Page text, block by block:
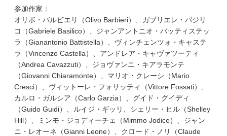
参加作家：
オリボ・バルビエリ（Olivo Barbieri）、ガブリエレ・バジリ
コ（Gabriele Basilico）、ジャンアントニオ・バッティステッ
ラ（Gianantonio Battistella）、ヴィンチェンツォ・キャステ
ラ（Vincenzo Castella）、アンドレア・キャヴァツーティ
（Andrea Cavazzuti）、ジョヴァンニ・キアラモンテ
（Giovanni Chiaramonte）、マリオ・クレーシ（Mario
Cresci）、ヴィットーレ・フォサッティ（Vittore Fossati）、
カルロ・ガルシア（Carlo Garzia）、グイド・グイディ
（Guido Guidi）、ルイジ・ギッリ、シェリー・ヒル（Shelley
Hill）、ミンモ・ジョディーチェ（Mimmo Jodice）、ジャン
ニ・レオーネ（Gianni Leone）、クロード・ノリ（Claude